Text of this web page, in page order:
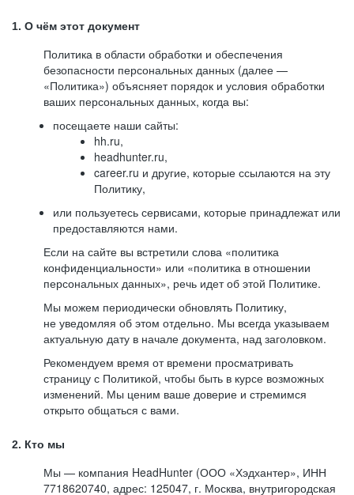
1. О чём этот документ
Политика в области обработки и обеспечения
безопасности персональных данных (далее —
«Политика») объясняет порядок и условия обработки
ваших персональных данных, когда вы:
посещаете наши сайты:
hh.ru,
headhunter.ru,
career.ru и другие, которые ссылаются на эту
Политику,
или пользуетесь сервисами, которые принадлежат или
предоставляются нами.
Если на сайте вы встретили слова «политика
конфиденциальности» или «политика в отношении
персональных данных», речь идет об этой Политике.
Мы можем периодически обновлять Политику,
не уведомляя об этом отдельно. Мы всегда указываем
актуальную дату в начале документа, над заголовком.
Рекомендуем время от времени просматривать
страницу с Политикой, чтобы быть в курсе возможных
изменений. Мы ценим ваше доверие и стремимся
открыто общаться с вами.
2. Кто мы
Мы — компания HeadHunter (ООО «Хэдхантер», ИНН
7718620740, адрес: 125047, г. Москва, внутригородская